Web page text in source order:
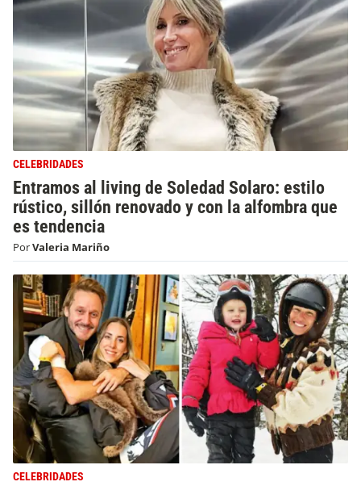
CELEBRIDADES
Entramos al living de Soledad Solaro: estilo
rústico, sillón renovado y con la alfombra que
es tendencia
PorValeria Mariño
CELEBRIDADES